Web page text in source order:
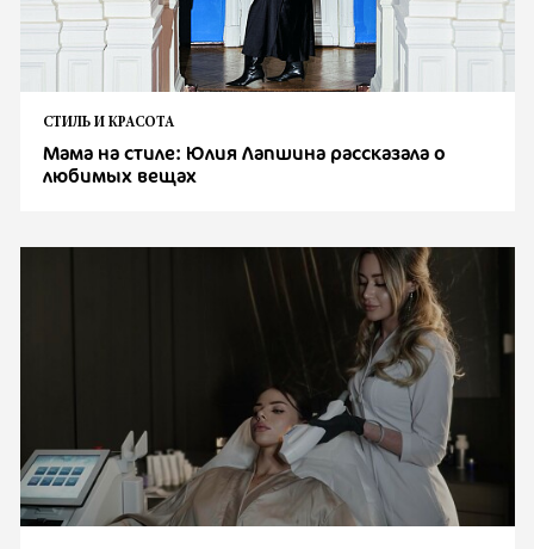
СТИЛЬ И КРАСОТА
Мама на стиле: Юлия Лапшина рассказала о
любимых вещах